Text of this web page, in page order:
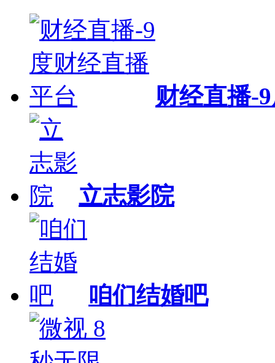
财经直播-
立志影院
咱们结婚吧